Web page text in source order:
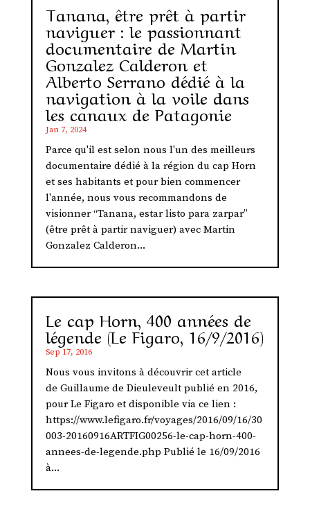
Tanana, être prêt à partir
naviguer : le passionnant
documentaire de Martin
Gonzalez Calderon et
Alberto Serrano dédié à la
navigation à la voile dans
les canaux de Patagonie
Jan 7, 2024
Parce qu'il est selon nous l'un des meilleurs
documentaire dédié à la région du cap Horn
et ses habitants et pour bien commencer
l'année, nous vous recommandons de
visionner “Tanana, estar listo para zarpar”
(être prêt à partir naviguer) avec Martin
Gonzalez Calderon...
Le cap Horn, 400 années de
légende (Le Figaro, 16/9/2016)
Sep 17, 2016
Nous vous invitons à découvrir cet article
de Guillaume de Dieuleveult publié en 2016,
pour Le Figaro et disponible via ce lien :
https://www.lefigaro.fr/voyages/2016/09/16/30
003-20160916ARTFIG00256-le-cap-horn-400-
annees-de-legende.php Publié le 16/09/2016
à...